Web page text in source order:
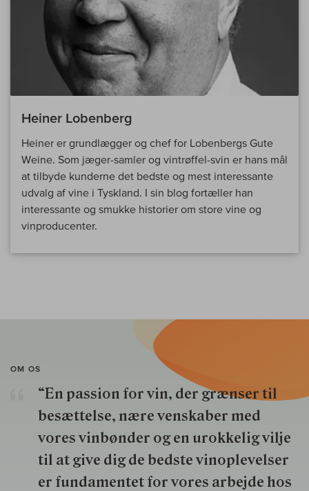
Heiner Lobenberg
Heiner er grundlægger og chef for Lobenbergs Gute
Weine. Som jæger-samler og vintrøffel-svin er hans mål
at tilbyde kunderne det bedste og mest interessante
udvalg af vine i Tyskland. I sin blog fortæller han
interessante og smukke historier om store vine og
vinproducenter.
OM OS
“En passion for vin, der grænser til
besættelse, nære venskaber med
vores vinbønder og en urokkelig vilje
til at give dig de bedste vinoplevelser
er fundamentet for vores arbejde hos